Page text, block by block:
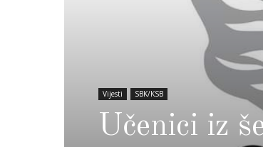
Vijesti SBK/KSB
Učenici iz